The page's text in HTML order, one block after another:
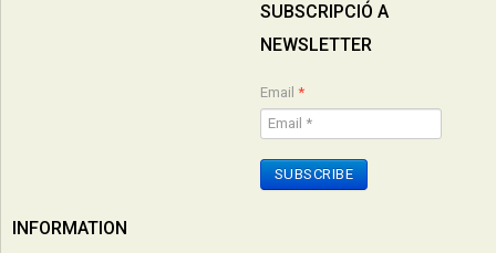
SUBSCRIPCIÓ A
NEWSLETTER
Email *
SUBSCRIBE
INFORMATION